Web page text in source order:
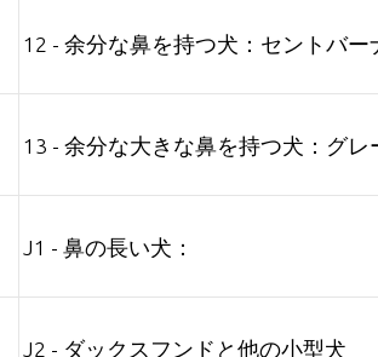
12 - 余分な鼻を持つ犬：セントバー
13 - 余分な大きな鼻を持つ犬：グレ
J1 - 鼻の長い犬：
J2 - ダックスフンドと他の小型犬